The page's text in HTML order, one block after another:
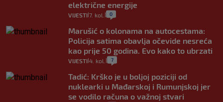
električne energije
VIJESTI 7. kol. 0
Marušić o kolonama na autocestama:
Policija satima obavlja očevide nesreća
kao prije 50 godina. Evo kako to ubrzati
VIJESTI 4. kol. 7
Tadić: Krško je u boljoj poziciji od
nuklearki u Mađarskoj i Rumunjskoj jer
se vodilo računa o važnoj stvari